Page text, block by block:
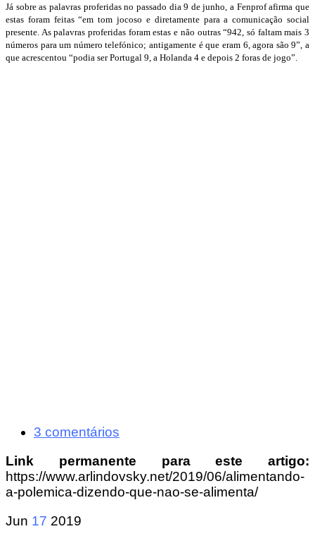
Já sobre as palavras proferidas no passado dia 9 de junho, a Fenprof afirma que
estas foram feitas “em tom jocoso e diretamente para a comunicação social
presente. As palavras proferidas foram estas e não outras “942, só faltam mais 3
números para um número telefónico; antigamente é que eram 6, agora são 9”, a
que acrescentou “podia ser Portugal 9, a Holanda 4 e depois 2 foras de jogo”.
3 comentários
Link permanente para este artigo:
https://www.arlindovsky.net/2019/06/alimentando-
a-polemica-dizendo-que-nao-se-alimenta/
Jun 17 2019